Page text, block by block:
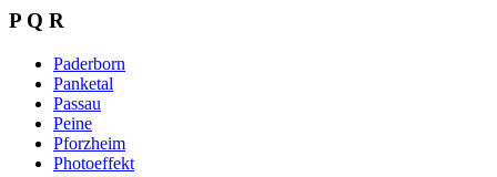
P Q R
Paderborn
Panketal
Passau
Peine
Pforzheim
Photoeffekt